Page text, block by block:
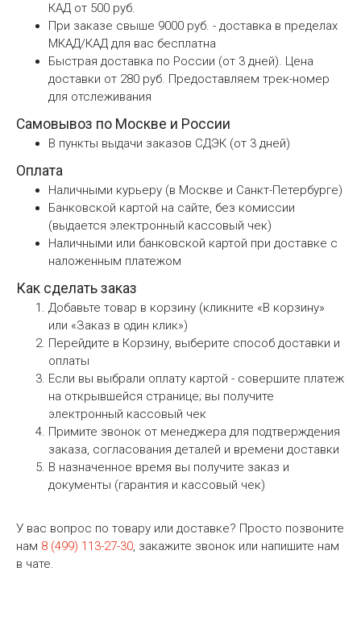
КАД от 500 руб.
При заказе свыше 9000 руб. - доставка в пределах
МКАД/КАД для вас бесплатна
Быстрая доставка по России (от 3 дней). Цена
доставки от 280 руб. Предоставляем трек-номер
для отслеживания
Самовывоз по Москве и России
В пункты выдачи заказов СДЭК (от 3 дней)
Оплата
Наличными курьеру (в Москве и Санкт-Петербурге)
Банковской картой на сайте, без комиссии
(выдается электронный кассовый чек)
Наличными или банковской картой при доставке с
наложенным платежом
Как сделать заказ
Добавьте товар в корзину (кликните «В корзину»
или «Заказ в один клик»)
Перейдите в Корзину, выберите способ доставки и
оплаты
Если вы выбрали оплату картой - совершите платеж
на открывшейся странице; вы получите
электронный кассовый чек
Примите звонок от менеджера для подтверждения
заказа, согласования деталей и времени доставки
В назначенное время вы получите заказ и
документы (гарантия и кассовый чек)
У вас вопрос по товару или доставке? Просто позвоните
нам 8 (499) 113-27-30, закажите звонок или напишите нам
в чате.